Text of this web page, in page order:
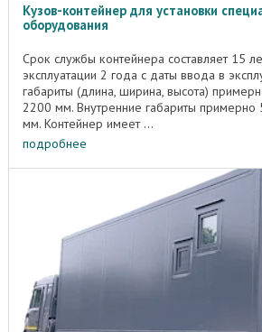
Кузов-контейнер для установки
оборудования
Срок службы контейнера составляет 15
эксплуатации 2 года с даты ввода в
габариты (длина, ширина, высота)
2200 мм. Внутренние габариты
мм. Контейнер имеет ...
подробнее